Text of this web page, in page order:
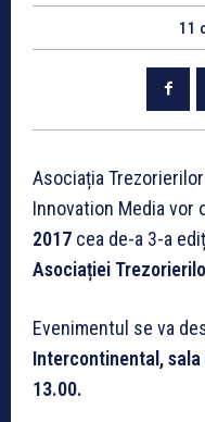
11
Asociația Trezorierilor
Innovation Media vor
2017 cea de-a 3-a
Asociației
Evenimentul se va
Intercontinental,
13.00.